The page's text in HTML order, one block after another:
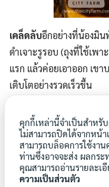
เคล็ดลับอีกอย่างที่น้องมิน
ดำเจาะรูรอบ (ถุงที่ใช้เพ
แรก แล้วค่อยเอาออก เข
เติบโตอย่างรวดเร็วขึ้น
ลองไปทำกันดู นอกจากเ
เพาะสารพัดต้นอ่อนงอก
คะ
คุกกี้เหล่านี้จำเป็นสำหรั
ไม่สามารถปิดได้จากหน้
สามารถบล็อคการใช้งาน
ท่านซึ่งอาจจะส่ง ผลกระ
คุณสามารถอ่านรายละเ
ความเป็นส่วนตัว